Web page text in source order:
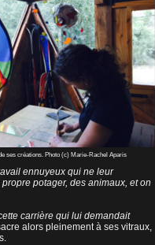
ses créations. Photo (c) Marie-Rachel Aparis
ennuyeux qui ne leur
potager, des animaux, et on
carrière qui lui demandait
alors pleinement à ses vitraux,